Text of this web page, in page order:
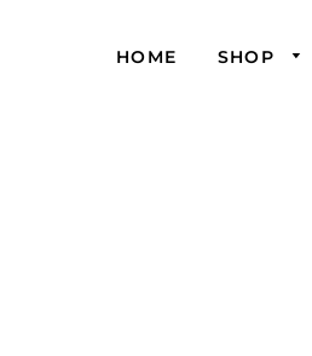
HOME SHOP